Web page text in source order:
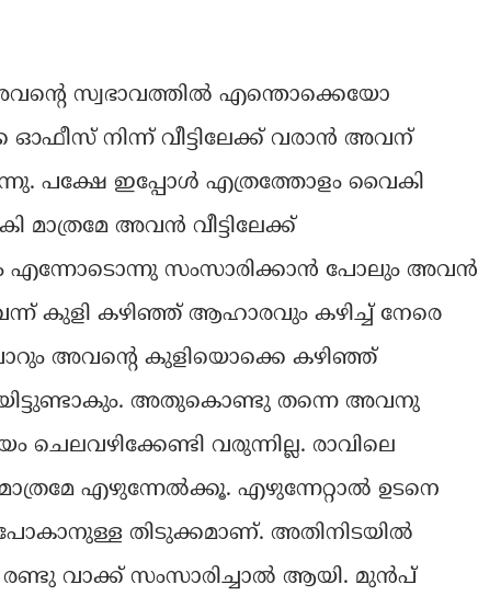
സ്വഭാവത്തിൽ എന്തൊക്കെയോ
നിന്ന് വീട്ടിലേക്ക് വരാൻ അവന്
പക്ഷേ ഇപ്പോൾ എത്രത്തോളം വൈകി
അവൻ വീട്ടിലേക്ക്
എന്നോടൊന്നു സംസാരിക്കാൻ പോലും അവൻ
കുളി കഴിഞ്ഞ് ആഹാരവും കഴിച്ച് നേരെ
അവന്റെ കുളിയൊക്കെ കഴിഞ്ഞ്
അതുകൊണ്ടു തന്നെ അവനു
വരുന്നില്ല. രാവിലെ
എഴുന്നേൽക്കൂ. എഴുന്നേറ്റാൽ ഉടനെ
തിടുക്കമാണ്. അതിനിടയിൽ
രണ്ടു വാക്ക് സംസാരിച്ചാൽ ആയി. മുൻപ്